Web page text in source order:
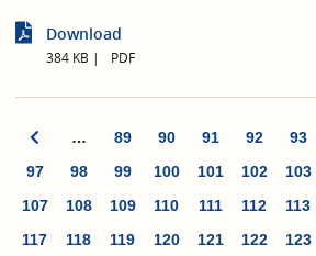
Download
384 KB PDF
… 89 90 91 92 93
97
98 99 100 101 102 103
107
108 109 110 111 112 113
117
118 119 120 121 122 123